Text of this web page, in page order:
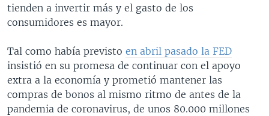
tienden a invertir más y el gasto de los
consumidores es mayor.
Tal como había previsto en abril pasado la FED
insistió en su promesa de continuar con el apoyo
extra a la economía y prometió mantener las
compras de bonos al mismo ritmo de antes de la
pandemia de coronavirus, de unos 80.000 millones